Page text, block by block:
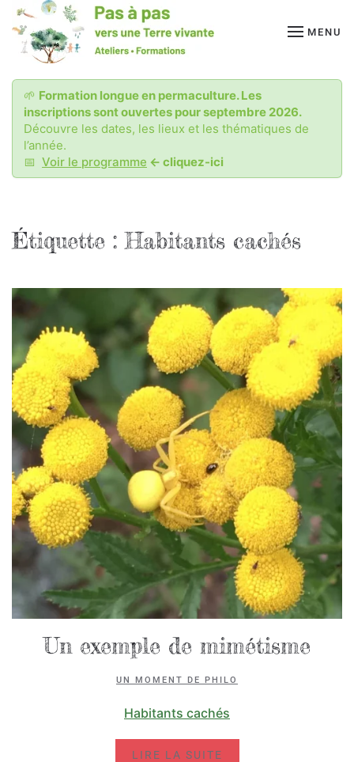
Passer
au
contenu
principal
MENU
🌱 Formation longue en permaculture. Les
inscriptions sont ouvertes pour septembre 2026.
Découvre les dates, les lieux et les thématiques de
l’année.
📅 Voir le programme <- cliquez-ici
Étiquette :Habitants cachés
Un exemple de mimétisme
UN MOMENT DE PHILO
Habitants cachés
LIRE LA SUITE